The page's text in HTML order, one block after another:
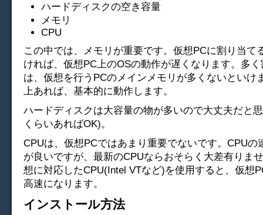
ハードディスクの空き容量
メモリ
CPU
この中では、メモリが重要です。仮想PCに割り当て
ければ、仮想PC上のOSの動作が遅くなります。多
は、仮想を行うPCのメインメモリが多くないといけ
上あれば、基本的に動作します。
ハードディスクは大容量の物が多いので大丈夫だと
くらいあればOK)。
CPUは、仮想PCではあまり重要でないです。CPUの
が良いですが、最新のCPUならおそらく大差有りま
想に対応したCPU(Intel VTなど)を使用すると、仮想
高速になります。
インストール方法